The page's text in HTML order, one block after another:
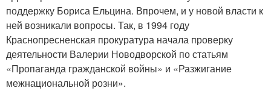
поддержку Бориса Ельцина. Впрочем, и у новой власти к
ней возникали вопросы. Так, в 1994 году
Краснопресненская прокуратура начала проверку
деятельности Валерии Новодворской по статьям
«Пропаганда гражданской войны» и «Разжигание
межнациональной розни».